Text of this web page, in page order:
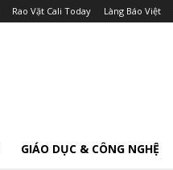
Rao Vặt Cali Today Làng Báo Việt
GIÁO DỤC & CÔNG NGHỆ